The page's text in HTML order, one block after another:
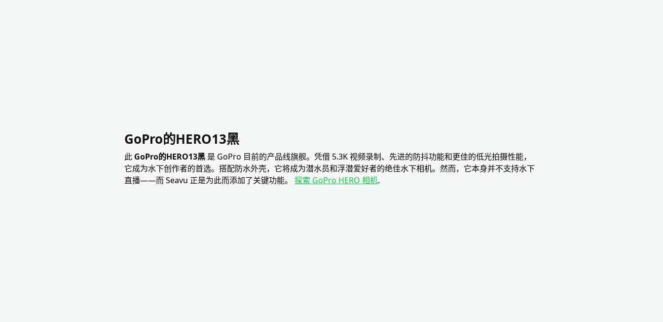
GoPro的HERO13黑
此 GoPro的HERO13黑 是 GoPro 目前的产品线旗舰。凭借 5.3K 视频录制、先进的防抖功能和更佳的低光拍摄性能，
它成为水下创作者的首选。搭配防水外壳，它将成为潜水员和浮潜爱好者的绝佳水下相机。然而，它本身并不支持水下
直播——而 Seavu 正是为此而添加了关键功能。 探索 GoPro HERO 相机.